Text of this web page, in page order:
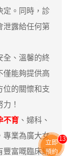
定。同時，診
泄露給任何第
全、溫馨的終
僅能夠提供高
位的關懷和支
！
不育 、婦科、
專業為廣大女
豐富嘅臨床經
立即
預約
13